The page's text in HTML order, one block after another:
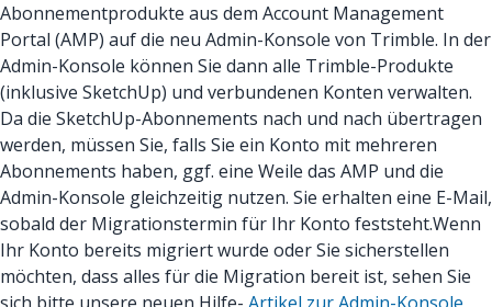
Abonnementprodukte aus dem Account Management
Portal (AMP) auf die neu Admin-Konsole von Trimble. In der
Admin-Konsole können Sie dann alle Trimble-Produkte
(inklusive SketchUp) und verbundenen Konten verwalten.
Da die SketchUp-Abonnements nach und nach übertragen
werden, müssen Sie, falls Sie ein Konto mit mehreren
Abonnements haben, ggf. eine Weile das AMP und die
Admin-Konsole gleichzeitig nutzen. Sie erhalten eine E-Mail,
sobald der Migrationstermin für Ihr Konto feststeht.Wenn
Ihr Konto bereits migriert wurde oder Sie sicherstellen
möchten, dass alles für die Migration bereit ist, sehen Sie